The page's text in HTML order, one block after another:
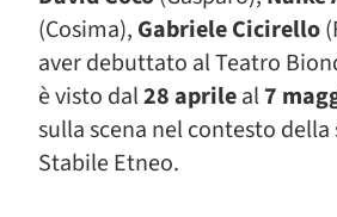
(Cosima), Gabriele Cicirello
aver debuttato al Teatro
è visto dal28 aprileal7
sulla scena nel contesto
Stabile Etneo.